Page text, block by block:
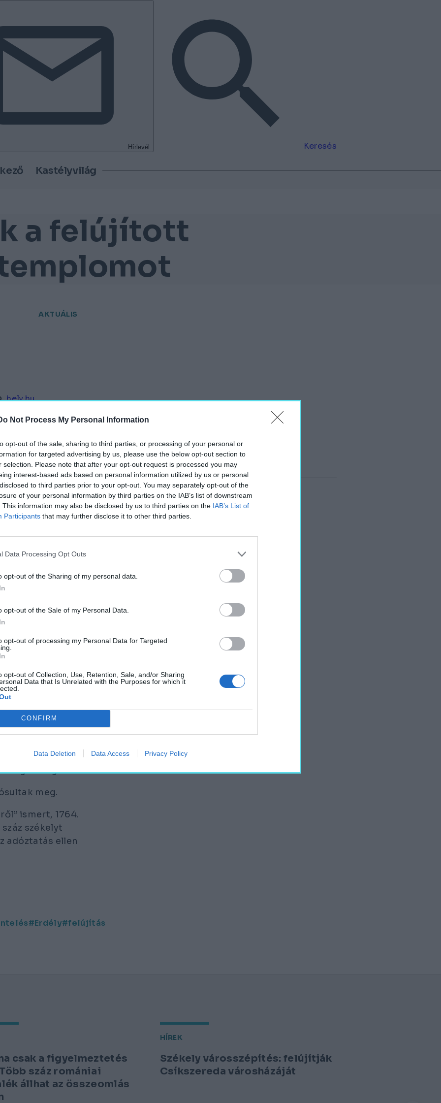
Not Process My Personal Information
opt-out of the sale, sharing to third parties, or processing of your personal or
for targeted advertising by us, please use the below opt-out section to
selection. Please note that after your opt-out request is processed you may
interest-based ads based on personal information utilized by us or personal
to third parties prior to your opt-out. You may separately opt-out of the
of your personal information by third parties on the IAB’s list of downstream
This information may also be disclosed by us to third parties on the IAB’s List of
Participants that may further disclose it to other third parties.
Data Processing Opt Outs
opt-out of the Sharing of my personal data.
opt-out of the Sale of my Personal Data.
opt-out of processing my Personal Data for Targeted
opt-out of Collection, Use, Retention, Sale, and/or Sharing
Data that Is Unrelated with the Purposes for which it
CONFIRM
Data Deletion Data Access Privacy Policy
Hírlevél Keresés
Kastélyvilág
a felújított
AKTUÁLIS
hely.hu
frissen megújult
Kovács Gergely
épült, hogy az
„templomot előbb-
csak hitből lehet
elmondta, hogy
MELYNEK
munkákat
teljesen
kezdetén egy
a világ”.
meg.
ismert, 1764.
székelyt
adóztatás ellen
Erdély
felújítás
csak a figyelmeztetés
száz romániai
állhat az összeomlás
HÍREK
Székely városszépítés: felújítják
Csíkszereda városházáját